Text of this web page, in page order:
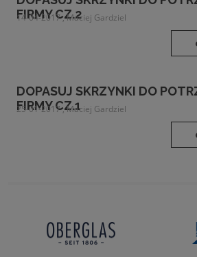
FIRMY CZ.2
14-04-2017 , Maciej Gardziel
DOPASUJ SKRZYNKI DO
FIRMY CZ.1
25-01-2017 , Maciej Gardziel